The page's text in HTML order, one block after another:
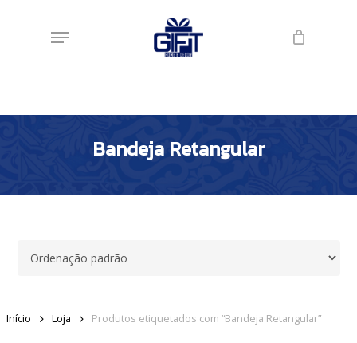
Menu
Bandeja Retangular
Início Loja Produtos etiquetados com “Bandeja Retangular”